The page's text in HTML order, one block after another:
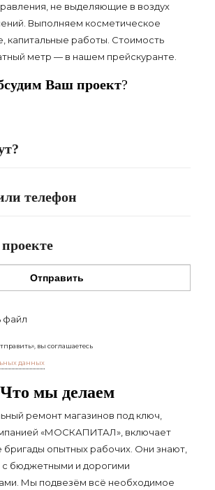
не выделяющие в воздух
Выполняем косметическое
капитальные работы. Стоимость
метр — в нашем прейскуранте.
Ваш проект?
Отправить
файл
вы соглашаетесь
данных
Что мы делаем
ремонт магазинов под ключ,
«МОСКАПИТАЛ», включает
бригады опытных рабочих. Они знают,
с бюджетными и дорогими
Мы подвезём всё необходимое